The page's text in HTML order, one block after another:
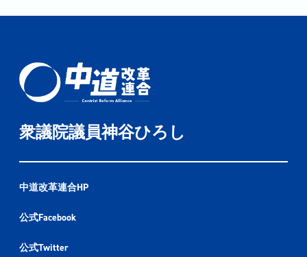
衆議院議員神谷ひろし
中道改革連合HP
公式Facebook
公式Twitter